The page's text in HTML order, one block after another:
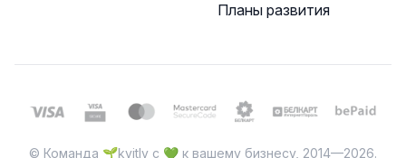
Планы развития
© Команда 🌱kvitly с 💚 к вашему бизнесу, 2014—2026.